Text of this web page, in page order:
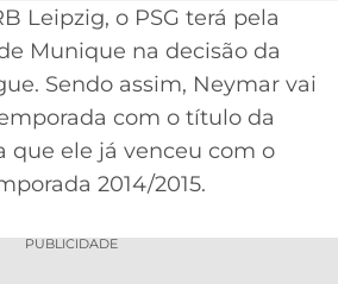
Leipzig, o PSG terá pela
Munique na decisão da
Sendo assim, Neymar vai
com o título da
que ele já venceu com o
2014/2015.
PUBLICIDADE